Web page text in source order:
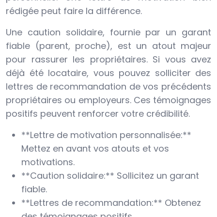
rédigée peut faire la différence.
Une caution solidaire, fournie par un garant
fiable (parent, proche), est un atout majeur
pour rassurer les propriétaires. Si vous avez
déjà été locataire, vous pouvez solliciter des
lettres de recommandation de vos précédents
propriétaires ou employeurs. Ces témoignages
positifs peuvent renforcer votre crédibilité.
**Lettre de motivation personnalisée:**
Mettez en avant vos atouts et vos
motivations.
**Caution solidaire:** Sollicitez un garant
fiable.
**Lettres de recommandation:** Obtenez